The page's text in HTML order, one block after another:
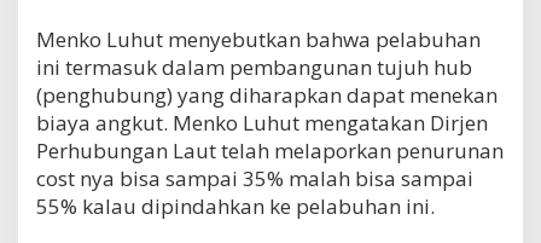
Menko Luhut menyebutkan bahwa pelabuhan
ini termasuk dalam pembangunan tujuh hub
(penghubung) yang diharapkan dapat menekan
biaya angkut. Menko Luhut mengatakan Dirjen
Perhubungan Laut telah melaporkan penurunan
cost nya bisa sampai 35% malah bisa sampai
55% kalau dipindahkan ke pelabuhan ini.